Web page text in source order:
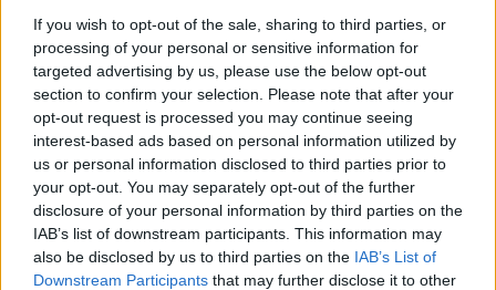
If you wish to opt-out of the sale, sharing to third parties, or
processing of your personal or sensitive information for
targeted advertising by us, please use the below opt-out
section to confirm your selection. Please note that after your
opt-out request is processed you may continue seeing
interest-based ads based on personal information utilized by
us or personal information disclosed to third parties prior to
your opt-out. You may separately opt-out of the further
disclosure of your personal information by third parties on the
IAB’s list of downstream participants. This information may
also be disclosed by us to third parties on the IAB’s List of
Downstream Participants that may further disclose it to other
gefällt
Liebe(r) Forum-Leser/in,
wenn Du in diesem Forum aktiv an den
Gesprächen teilnehmen oder eigene Themen
starten möchtest, musst Du Dich bitte zunächst
im Spiel einloggen. Falls Du noch keinen
Spielaccount besitzt, bitte registriere Dich neu.
Wir freuen uns auf Deinen nächsten Besuch in
unserem Forum!„Zum Spiel“